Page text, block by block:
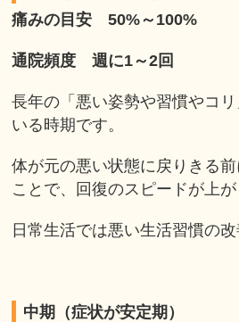
痛みの目安 50%～100%
通院頻度 週に1～2回
長年の「悪い姿勢や習慣やコ
いる時期です。
体が元の悪い状態に戻りきる
ことで、回復のスピードが上が
日常生活では悪い生活習慣の改
中期（症状が安定期）